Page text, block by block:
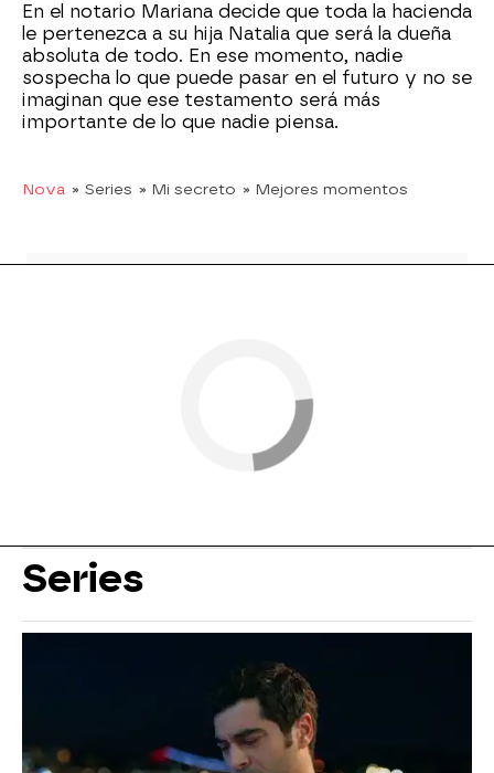
En el notario Mariana decide que toda la hacienda
le pertenezca a su hija Natalia que será la dueña
absoluta de todo. En ese momento, nadie
sospecha lo que puede pasar en el futuro y no se
imaginan que ese testamento será más
importante de lo que nadie piensa.
Nova » Series » Mi secreto » Mejores momentos
Series